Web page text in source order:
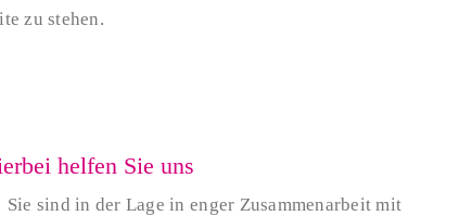
zu stehen.
helfen Sie uns
Sie sind in der Lage in enger Zusammenarbeit mit